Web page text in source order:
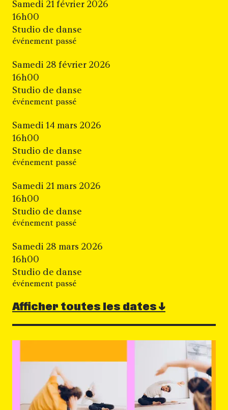
Samedi 21 février 2026
16h00
Studio de danse
événement passé
Samedi 28 février 2026
16h00
Studio de danse
événement passé
Samedi 14 mars 2026
16h00
Studio de danse
événement passé
Samedi 21 mars 2026
16h00
Studio de danse
événement passé
Samedi 28 mars 2026
16h00
Studio de danse
événement passé
Afficher toutes les dates